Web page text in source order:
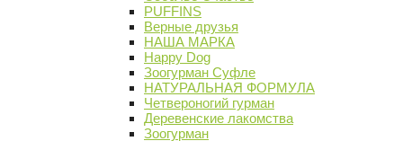
PUFFINS
Верные друзья
НАША МАРКА
Happy Dog
Зоогурман Суфле
НАТУРАЛЬНАЯ ФОРМУЛА
Четвероногий гурман
Деревенские лакомства
Зоогурман